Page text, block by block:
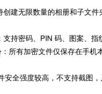
创建无限数量的相册和子文
支持密码、PIN 码、图案、
：所有加密文件仅保存在手
安全强度较高，不支持截图，